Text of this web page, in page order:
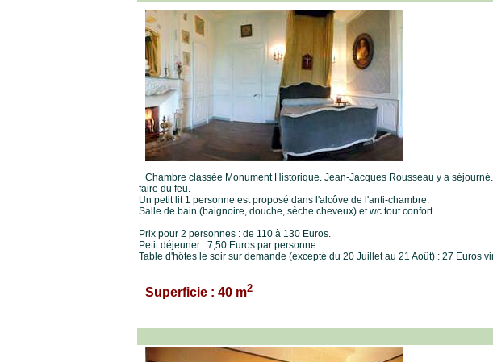
Chambre classée Monument Historique. Jean-Jacques Rousseau y a
faire du feu.
Un petit lit 1 personne est proposé dans l'alcôve de l'anti-chambre.
Salle de bain (baignoire, douche, sèche cheveux) et wc tout confort.
Prix pour 2 personnes : de 110 à 130 Euros.
Petit déjeuner : 7,50 Euros par personne.
Table d'hôtes le soir sur demande (excepté du 20 Juillet au 21 Août) : 27 Euros
Superficie : 40 m2